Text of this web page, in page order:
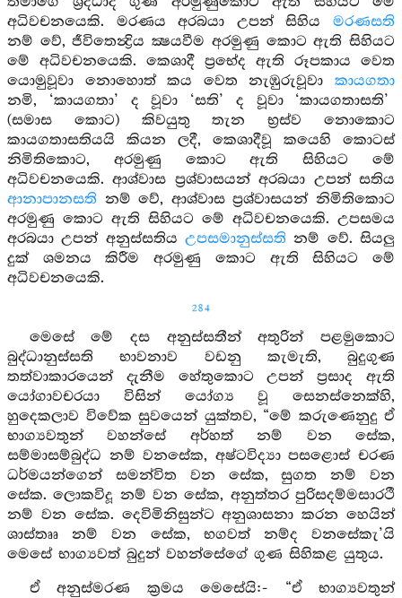
අධිවචනයෙකි. මරණය අරබයා උපන් සිහිය මරණසති
නම් වේ, ජීවිතෙන්‍ද්‍රිය ක්‍ෂයවීම අරමුණු කොට ඇති සිහියට
මේ අධිවචනයෙකි. කෙශාදී ප්‍රභේද ඇති රූපකාය වෙත
යොමුවූවා නොහොත් කය වෙත නැඹුරුවූවා කායගතා
නමි, ‘කායගතා’ ද වූවා ‘සති’ ද වූවා ‘කායගතාසති’
(සමාස කොට) කිවයුතු තැන භ්‍රස්ව නොකොට
කායගතාසතියයි කියන ලදී, කෙශාදීවූ කයෙහි කොටස්
නිමිතිකොට, අරමුණු කොට ඇති සිහියට මේ
අධිවචනයෙකි. ආශ්වාස ප්‍රශ්වාසයන් අරබයා උපන් සතිය
ආනාපානසති නම් වේ, ආශ්වාස ප්‍රශ්වාසයන් නිමිතිකොට
අරමුණු කොට ඇති සිහියට මේ අධිවචනයෙකි. උපසමය
අරබයා උපන් අනුස්සතිය උපසමානුස්සති නම් වේ. සියලු
දුක් ශමනය කිරීම අරමුණු කොට ඇති සිහියට මේ
අධිවචනයෙකි.
284
මෙසේ මේ දස අනුස්සතීන් අතුරින් පළමුකොට
බුද්ධානුස්සති භාවනාව වඩනු කැමැති, බුදුගුණ
තත්වාකාරයෙන් දැනීම හේතුකොට උපන් ප්‍රසාද ඇති
යෝගාවචරයා විසින් යෝග්‍ය වූ සෙනස්නෙක්හි,
හුදෙකලාව විවේක සුවයෙන් යුක්තව, “මේ කරුණෙනුදු ඒ
භාග්‍යවතුන් වහන්සේ අර්හත් නම් වන සේක,
සම්මාසම්බුද්ධ නම් වනසේක, අෂ්ටවිද්‍යා පසළොස් චරණ
ධර්මයන්ගෙන් සමන්විත වන සේක, සුගත නම් වන
සේක. ලොකවිදූ නම් වන සේක, අනුත්තර පුරිසදම්මසාරථී
නම් වන සේක. දෙවිමිනිසුන්ට අනුශාසනා කරන හෙයින්
ශාස්තෲ නම් වන සේක, භගවත් නම්ද වනසේකැ’යි
මෙසේ භාග්‍යවත් බුදුන් වහන්සේගේ ගුණ සිහිකළ යුතුය.
ඒ අනුස්මරණ ක්‍රමය මෙසේයි:- “ඒ භාග්‍යවතුන්